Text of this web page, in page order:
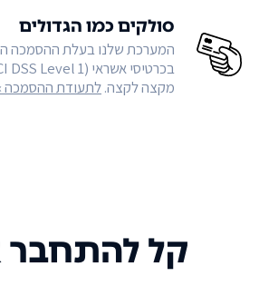
סולקים כמו הגדולים
המערכת שלנו בעלת ההסמכה
מקצה לקצה.לתעודת ההסמכה
קל להתחבר